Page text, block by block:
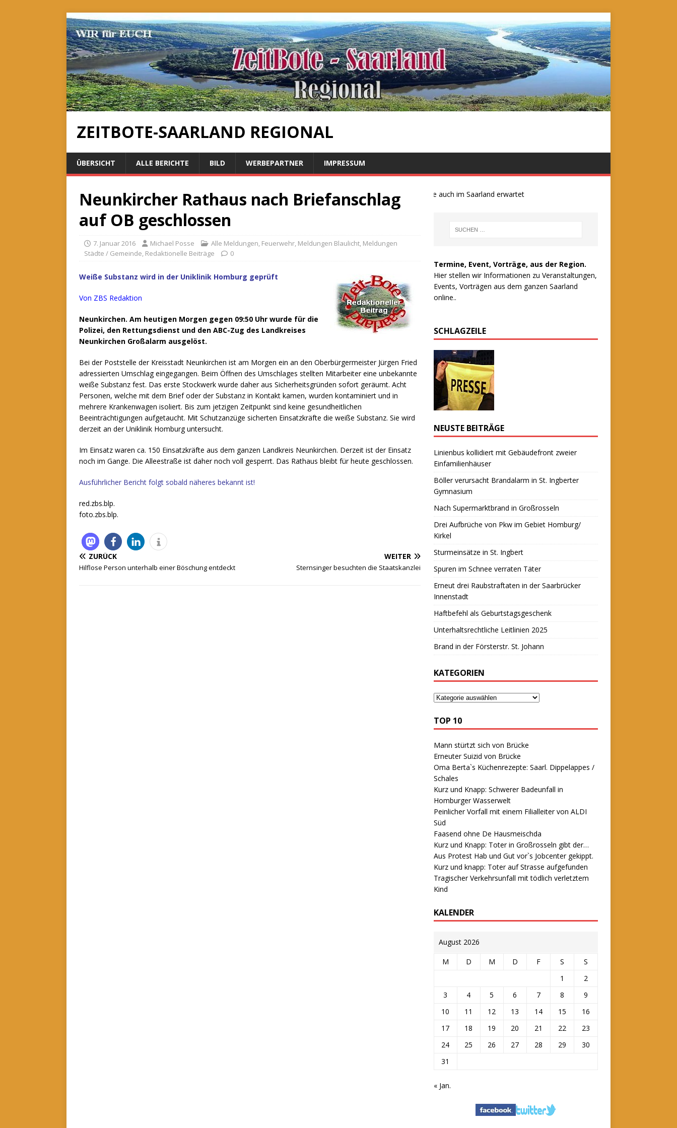
ZEITBOTE-SAARLAND REGIONAL
ÜBERSICHT ALLE BERICHTE BILD WERBEPARTNER IMPRESSUM
Neunkircher Rathaus nach Briefanschlag
auf OB geschlossen
7. Januar 2016 Michael Posse Alle Meldungen, Feuerwehr, Meldungen Blaulicht, Meldungen
Städte / Gemeinde, Redaktionelle Beiträge 0
Weiße Substanz wird in der Uniklinik Homburg geprüft
Von ZBS Redaktion
Neunkirchen. Am heutigen Morgen gegen 09:50 Uhr wurde für die
Polizei, den Rettungsdienst und den ABC-Zug des Landkreises
Neunkirchen Großalarm ausgelöst.
Bei der Poststelle der Kreisstadt Neunkirchen ist am Morgen ein an den Oberbürgermeister Jürgen Fried
adressierten Umschlag eingegangen. Beim Öffnen des Umschlages stellten Mitarbeiter eine unbekannte
weiße Substanz fest. Das erste Stockwerk wurde daher aus Sicherheitsgründen sofort geräumt. Acht
Personen, welche mit dem Brief oder der Substanz in Kontakt kamen, wurden kontaminiert und in
mehrere Krankenwagen isoliert. Bis zum jetzigen Zeitpunkt sind keine gesundheitlichen
Beeinträchtigungen aufgetaucht. Mit Schutzanzüge sicherten Einsatzkräfte die weiße Substanz. Sie wird
derzeit an der Uniklinik Homburg untersucht.
Im Einsatz waren ca. 150 Einsatzkräfte aus dem ganzen Landkreis Neunkirchen. Derzeit ist der Einsatz
noch im Gange. Die Alleestraße ist daher noch voll gesperrt. Das Rathaus bleibt für heute geschlossen.
Ausführlicher Bericht folgt sobald näheres bekannt ist!
red.zbs.blp.
foto.zbs.blp.
ZURÜCK
Hilflose Person unterhalb einer Böschung entdeckt
WEITER
Sternsinger besuchten die Staatskanzlei
Bauernproteste auch im Saarland erwartet
Termine, Event, Vorträge, aus der Region.
Hier stellen wir Informationen zu Veranstaltungen,
Events, Vorträgen aus dem ganzen Saarland
online..
SCHLAGZEILE
NEUSTE BEITRÄGE
Linienbus kollidiert mit Gebäudefront zweier
Einfamilienhäuser
Böller verursacht Brandalarm in St. Ingberter
Gymnasium
Nach Supermarktbrand in Großrosseln
Drei Aufbrüche von Pkw im Gebiet Homburg/
Kirkel
Sturmeinsätze in St. Ingbert
Spuren im Schnee verraten Täter
Erneut drei Raubstraftaten in der Saarbrücker
Innenstadt
Haftbefehl als Geburtstagsgeschenk
Unterhaltsrechtliche Leitlinien 2025
Brand in der Försterstr. St. Johann
KATEGORIEN
TOP 10
Mann stürtzt sich von Brücke
Erneuter Suizid von Brücke
Oma Berta`s Küchenrezepte: Saarl. Dippelappes /
Schales
Kurz und Knapp: Schwerer Badeunfall in
Homburger Wasserwelt
Peinlicher Vorfall mit einem Filialleiter von ALDI
Süd
Faasend ohne De Hausmeischda
Kurz und Knapp: Toter in Großrosseln gibt der…
Aus Protest Hab und Gut vor`s Jobcenter gekippt.
Kurz und knapp: Toter auf Strasse aufgefunden
Tragischer Verkehrsunfall mit tödlich verletztem
Kind
KALENDER
August 2026
M D M D F S
S
1
2
3
4 5 6 7 8
9
10
11 12 13 14 15
16
17
18 19 20 21 22
23
24
25 26 27 28 29
30
31
« Jan.